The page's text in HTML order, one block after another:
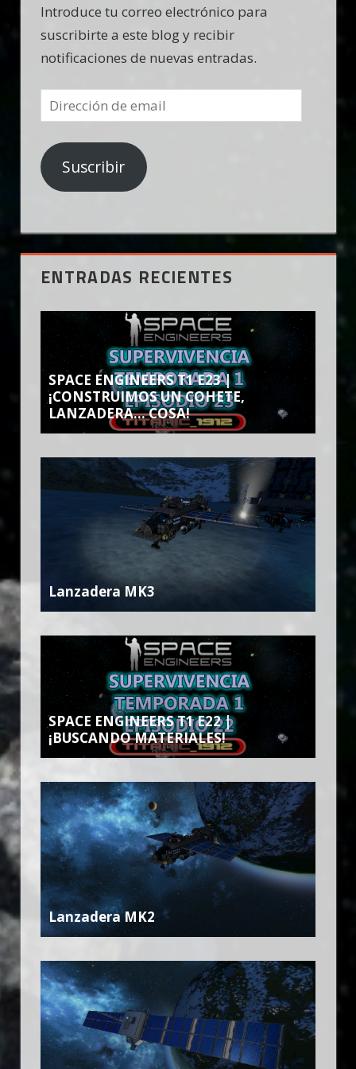
Introduce tu correo electrónico para
suscribirte a este blog y recibir
notificaciones de nuevas entradas.
Dirección
de
email
Suscribir
ENTRADAS RECIENTES
SPACE ENGINEERS T1 E23 |
¡CONSTRUIMOS UN COHETE,
LANZADERA… COSA!
Lanzadera MK3
SPACE ENGINEERS T1 E22 |
¡BUSCANDO MATERIALES!
Lanzadera MK2